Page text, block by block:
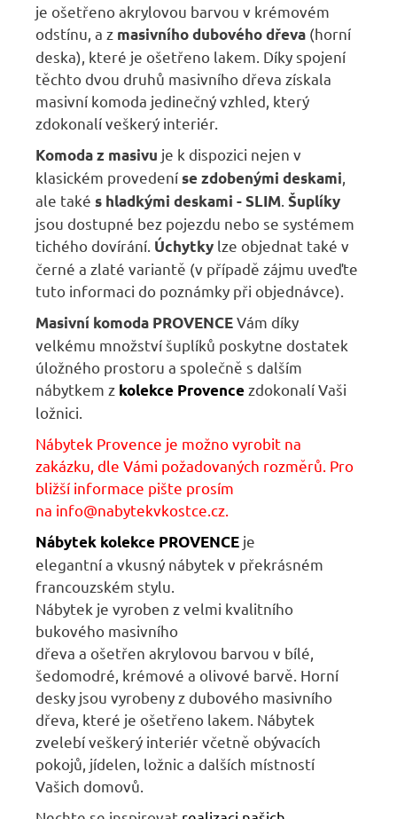
je ošetřeno akrylovou barvou v krémovém
odstínu, a z masivního dubového dřeva (horní
deska), které je ošetřeno lakem. Díky spojení
těchto dvou druhů masivního dřeva získala
masivní komoda jedinečný vzhled, který
zdokonalí veškerý interiér.
Komoda z masivu je k dispozici nejen v
klasickém provedeníse zdobenými deskami,
ale také s hladkými deskami - SLIM. Šuplíky
jsou dostupné bez pojezdu nebo se systémem
tichého dovírání. Úchytky lze objednat také v
černé a zlaté variantě (v případě zájmu uveďte
tuto informaci do poznámky při objednávce).
Masivní komoda PROVENCEVám díky
velkému množství šuplíků poskytne dostatek
úložného prostoru a společně s dalším
nábytkem z kolekce Provencezdokonalí Vaši
ložnici.
Nábytek Provence je možno vyrobit na
zakázku, dle Vámi požadovaných rozměrů. Pro
bližší informace pište prosím
na info@nabytekvkostce.cz.
Nábytek kolekce PROVENCE je
elegantnía vkusný nábytek v překrásném
francouzském stylu.
Nábytek je vyroben zvelmi kvalitního
bukového masivního
dřeva a ošetřen akrylovou barvou v bílé,
šedomodré, krémové a olivové barvě. Horní
desky jsou vyrobeny z dubového masivního
dřeva, které je ošetřeno lakem. Nábytek
zvelebí veškerý interiér včetně obývacích
pokojů, jídelen, ložnica dalších místností
Vašich domovů.